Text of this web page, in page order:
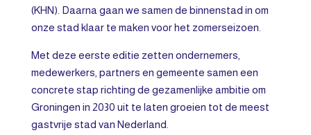
(KHN). Daarna gaan we samen de binnenstad in om
onze stad klaar te maken voor het zomerseizoen.
Met deze eerste editie zetten ondernemers,
medewerkers, partners en gemeente samen een
concrete stap richting de gezamenlijke ambitie om
Groningen in 2030 uit te laten groeien tot de meest
gastvrije stad van Nederland.